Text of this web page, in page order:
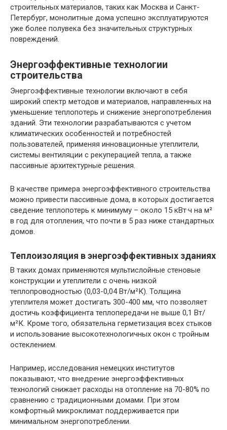
строительных материалов, таких как Москва и Санкт-
Петербург, монолитные дома успешно эксплуатируются
уже более полувека без значительных структурных
повреждений.
Энергоэффективные технологии
строительства
Энергоэффективные технологии включают в себя
широкий спектр методов и материалов, направленных на
уменьшение теплопотерь и снижение энергопотребления
зданий. Эти технологии разрабатываются с учетом
климатических особенностей и потребностей
пользователей, применяя инновационные утеплители,
системы вентиляции с рекуперацией тепла, а также
пассивные архитектурные решения.
В качестве примера энергоэффективного строительства
можно привести пассивные дома, в которых достигается
сведение теплопотерь к минимуму – около 15 кВт·ч на м²
в год для отопления, что почти в 5 раз ниже стандартных
домов.
Теплоизоляция в энергоэффективных зданиях
В таких домах применяются мультислойные стеновые
конструкции и утеплители с очень низкой
теплопроводностью (0,03-0,04 Вт/м²К). Толщина
утеплителя может достигать 300-400 мм, что позволяет
достичь коэффициента теплопередачи не выше 0,1 Вт/
м²К. Кроме того, обязательна герметизация всех стыков
и использование высокотехнологичных окон с тройным
остеклением.
Например, исследования немецких институтов
показывают, что внедрение энергоэффективных
технологий снижает расходы на отопление на 70-80% по
сравнению с традиционными домами. При этом
комфортный микроклимат поддерживается при
минимальном энергопотреблении.